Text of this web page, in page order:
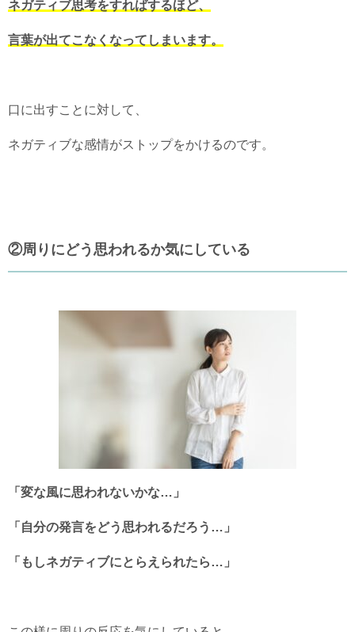
ネガティブ思考をすればするほど、
言葉が出てこなくなってしまいます。
口に出すことに対して、
ネガティブな感情がストップをかけるのです。
②周りにどう思われるか気にしている
「変な風に思われないかな…」
「自分の発言をどう思われるだろう…」
「もしネガティブにとらえられたら…」